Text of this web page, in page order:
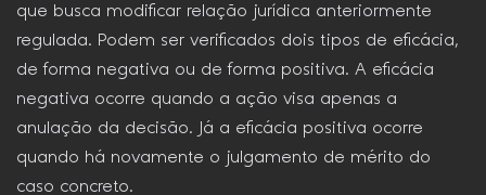
que busca modificar relação jurídica anteriormente
regulada. Podem ser verificados dois tipos de eficácia,
de forma negativa ou de forma positiva. A eficácia
negativa ocorre quando a ação visa apenas a
anulação da decisão. Já a eficácia positiva ocorre
quando há novamente o julgamento de mérito do
caso concreto.